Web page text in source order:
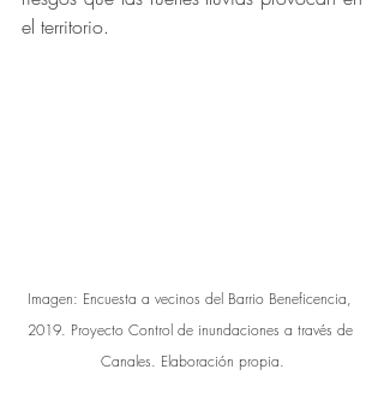
el territorio.
Imagen: Encuesta a vecinos del Barrio Beneficencia,
2019. Proyecto Control de inundaciones a través de
Canales. Elaboración propia.